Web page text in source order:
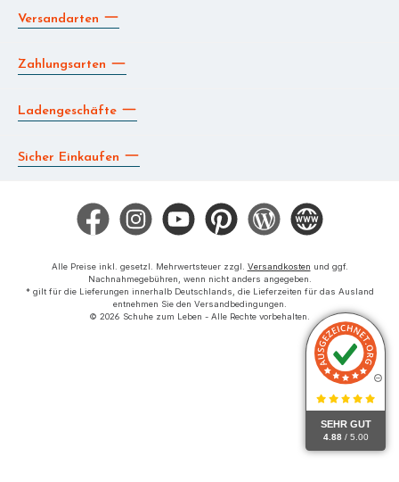
SEHR GUT
4.88 / 5.00
Versandarten
Zahlungsarten
Ladengeschäfte
Sicher Einkaufen
Facebook Instagram YouTube Pinterest Blog Die BERG App
Alle Preise inkl. gesetzl. Mehrwertsteuer zzgl. Versandkosten und ggf.
Nachnahmegebühren, wenn nicht anders angegeben.
* gilt für die Lieferungen innerhalb Deutschlands, die Lieferzeiten für das Ausland
entnehmen Sie den Versandbedingungen.
© 2026 Schuhe zum Leben - Alle Rechte vorbehalten.